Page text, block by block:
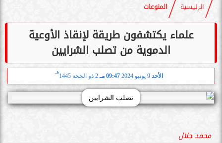
الرئيسية المنوعات
علماء يكتشفون طريقة لإنقاذ الأوعية
الدموية من تصلب الشرايين
الأحد 09:47 مـ 2 ذو الحجة 1445
هـ
تصلب الشرايين
محمد جلال